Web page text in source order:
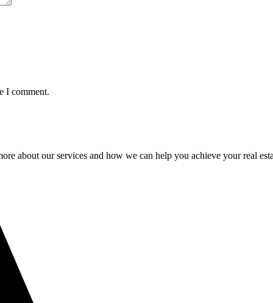
I comment.
about our services and how we can help you achieve your real